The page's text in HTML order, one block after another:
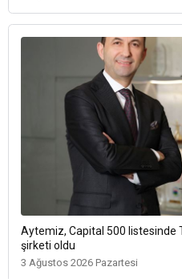
Aytemiz, Capital 500 listesinde
şirketi oldu
3 Ağustos 2026 Pazartesi